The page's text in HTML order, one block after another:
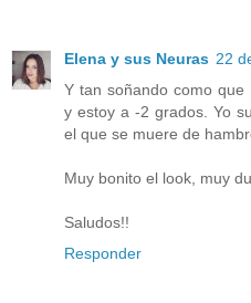
Elena y sus Neuras 22
Y tan soñando como
y estoy a -2 grados. Yo
el que se muere de
Muy bonito el look, muy
Saludos!!
Responder